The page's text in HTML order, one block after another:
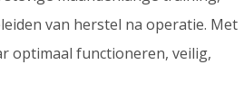
van herstel na operatie. Met
optimaal functioneren, veilig,